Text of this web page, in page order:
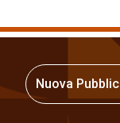
Nuova